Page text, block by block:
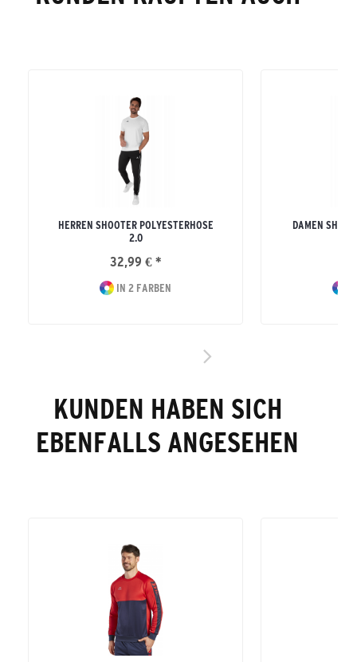
HERREN SHOOTER POLYESTERHOSE
2.0
32,99 € *
IN 2 FARBEN
DAMEN
KUNDEN HABEN SICH
EBENFALLS ANGESEHEN